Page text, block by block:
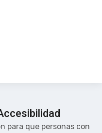
para que personas con